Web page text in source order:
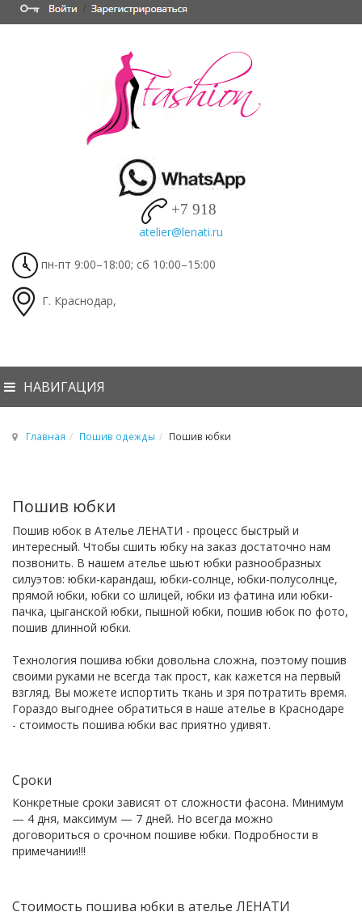
+7 918
пн-пт 9:00–18:00; сб 10:00–15:00
Г. Краснодар,
НАВИГАЦИЯ
Главная Пошив одежды Пошив юбки
Пошив юбки
Пошив юбок в Ателье ЛЕНАТИ - процесс быстрый и
интересный. Чтобы сшить юбку на заказ достаточно нам
позвонить. В нашем ателье шьют юбки разнообразных
силуэтов: юбки-карандаш, юбки-солнце, юбки-полусолнце,
прямой юбки, юбки со шлицей, юбки из фатина или юбки-
пачка, цыганской юбки, пышной юбки, пошив юбок по фото,
пошив длинной юбки.
Технология пошива юбки довольна сложна, поэтому пошив
своими руками не всегда так прост, как кажется на первый
взгляд. Вы можете испортить ткань и зря потратить время.
Гораздо выгоднее обратиться в наше ателье в Краснодаре
- стоимость пошива юбки вас приятно удивят.
Сроки
Конкретные сроки зависят от сложности фасона. Минимум
— 4 дня, максимум — 7 дней. Но всегда можно
договориться о срочном пошиве юбки. Подробности в
примечании!!!
Стоимость пошива юбки в ателье ЛЕНАТИ